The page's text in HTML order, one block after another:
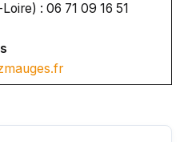
: 06 71 09 16 51